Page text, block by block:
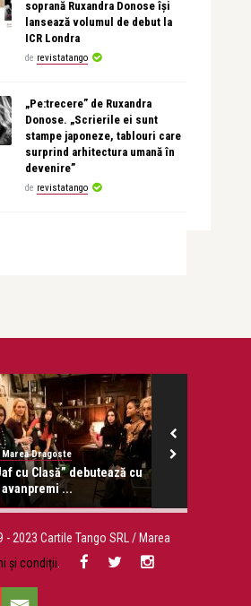
soprană Ruxandra Donose își
lansează volumul de debut la
ICR Londra
de revistatango
„Pe:trecere” de Ruxandra
Donose. „Scrierile ei sunt
stampe japoneze, tablouri care
surprind arhitectura umană în
devenire”
de revistatango
Dragoste
cu Clasă” debutează cu
avanpremi ...
2023 Cartile Tango SRL / Marea
și condiții